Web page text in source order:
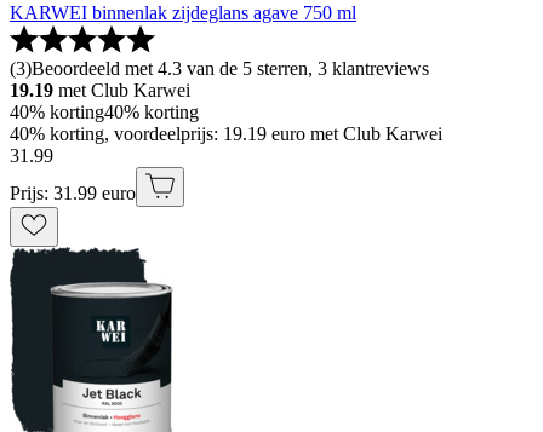
KARWEI binnenlak zijdeglans agave 750 ml
(3)Beoordeeld met 4.3 van de 5 sterren, 3 klantreviews
19.19 met Club Karwei
40% korting40% korting
40% korting, voordeelprijs: 19.19 euro met Club Karwei
31 .99
Prijs: 31.99 euro